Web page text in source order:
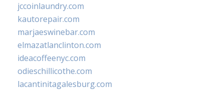
jccoinlaundry.com
kautorepair.com
marjaeswinebar.com
elmazatlanclinton.com
ideacoffeenyc.com
odieschillicothe.com
lacantinitagalesburg.com